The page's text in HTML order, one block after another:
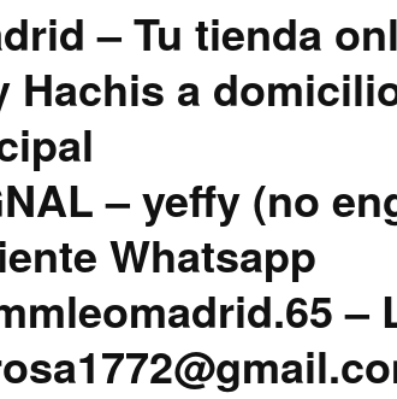
– Tu tienda
Hachis a
– yeffy (no
Whatsapp
–